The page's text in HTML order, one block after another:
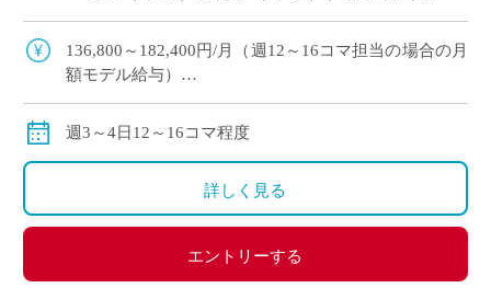
週3～4日12～16コマ程度の中で相談OK […]
136,800～182,400円/月（週12～16コマ担当の場合の月
額モデル給与）
※ご勤務スタート時期によって、初月の給与は日割計
週3～4日12～16コマ程度
詳しく見る
エントリーする